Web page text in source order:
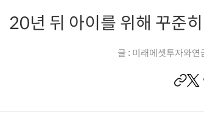
20년 뒤 아이를 위해 꾸준
글 : 미래에셋투자와연